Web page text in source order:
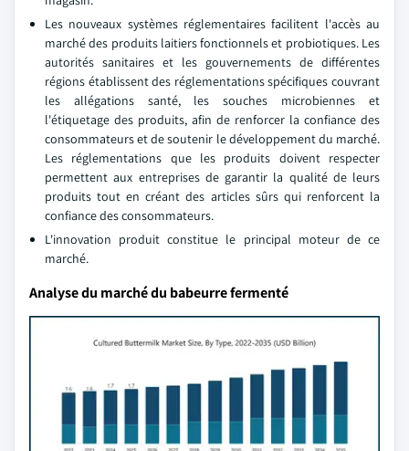
Les nouveaux systèmes réglementaires facilitent l'accès au
marché des produits laitiers fonctionnels et probiotiques. Les
autorités sanitaires et les gouvernements de différentes
régions établissent des réglementations spécifiques couvrant
les allégations santé, les souches microbiennes et
l'étiquetage des produits, afin de renforcer la confiance des
consommateurs et de soutenir le développement du marché.
Les réglementations que les produits doivent respecter
permettent aux entreprises de garantir la qualité de leurs
produits tout en créant des articles sûrs qui renforcent la
confiance des consommateurs.
L'innovation produit constitue le principal moteur de ce
marché.
Analyse du marché du babeurre fermenté